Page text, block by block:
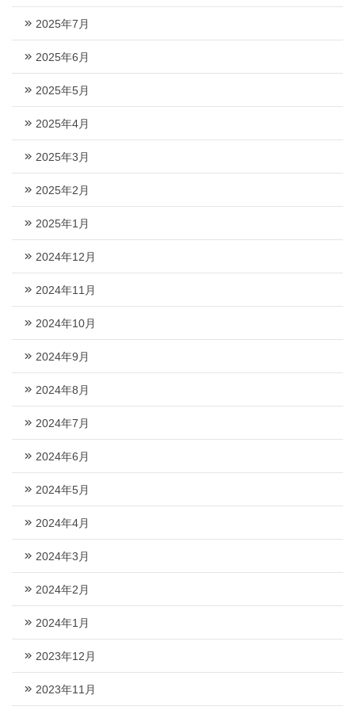
2025年7月
2025年6月
2025年5月
2025年4月
2025年3月
2025年2月
2025年1月
2024年12月
2024年11月
2024年10月
2024年9月
2024年8月
2024年7月
2024年6月
2024年5月
2024年4月
2024年3月
2024年2月
2024年1月
2023年12月
2023年11月